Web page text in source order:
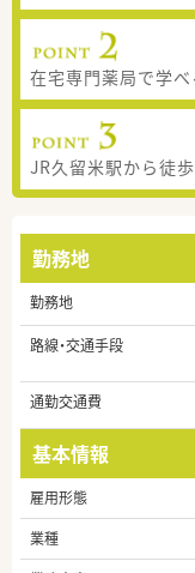
在宅専門薬局で学
JR久留米駅から徒
勤務地
勤務地
路線・交通手段
通勤交通費
基本情報
雇用形態
業種